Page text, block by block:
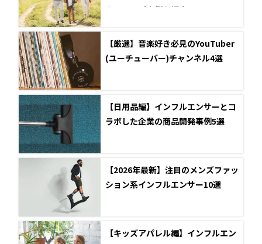
タイアップ事例を紹介
【厳選】音楽好き必見のYouTuber
(ユーチューバー)チャンネル4選
【日用品編】インフルエンサーとコ
ラボした企業の商品開発事例5選
【2026年最新】注目のメンズファッ
ション系インフルエンサー10選
【キッズアパレル編】インフルエン